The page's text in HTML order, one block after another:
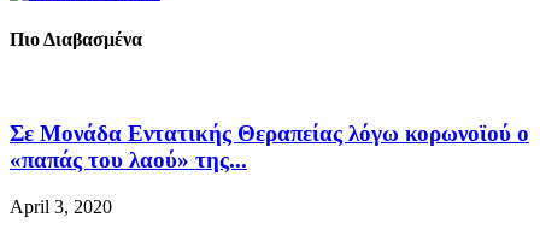
Πιο Διαβασμένα
Σε Μονάδα Εντατικής Θεραπείας λόγω κορωνοϊού ο
«παπάς του λαού» της...
April 3, 2020